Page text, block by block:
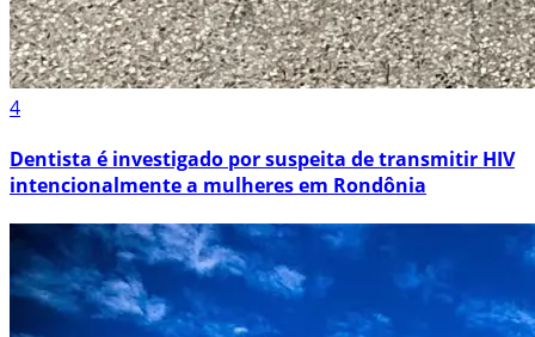
4
Dentista é investigado por suspeita de transmitir HIV
intencionalmente a mulheres em Rondônia